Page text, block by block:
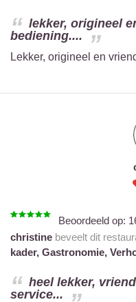
lekker, origineel
bediening....
Lekker, origineel en
Beoordeeld op:
christine beveelt dit
kader, Gastronomie,
heel lekker,
service...